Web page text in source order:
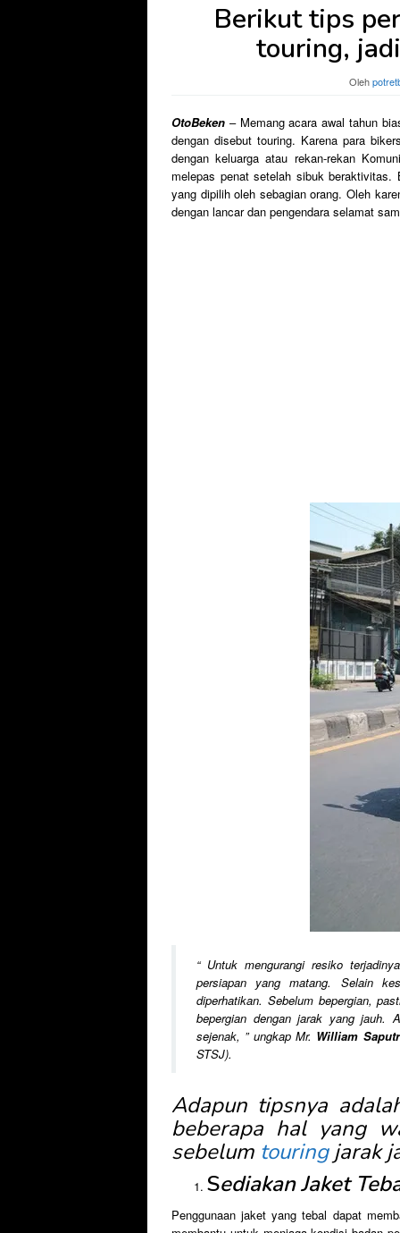
Berikut tips
touring,
Oleh
OtoBeken – Memang acara awal tahun
dengan disebut touring. Karena para
dengan keluarga atau rekan-rekan
melepas penat setelah sibuk beraktivitas.
yang dipilih oleh sebagian orang. Oleh
dengan lancar dan pengendara selamat
“Untuk mengurangi resiko
persiapan yang matang. Selain
diperhatikan. Sebelum bepergian,
bepergian dengan jarak yang jauh.
sejenak, ” ungkap Mr. William
STSJ).
Adapun tipsnya
beberapa hal yang
sebelum touringjarak
Sediakan Jaket
Penggunaan jaket yang tebal dapat